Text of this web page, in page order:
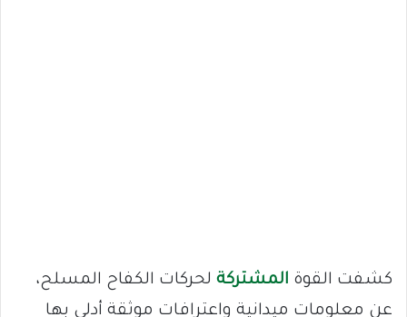
كشفت القوة المشتركة لحركات الكفاح المسلح،
عن معلومات ميدانية واعترافات موثقة أدلى بها